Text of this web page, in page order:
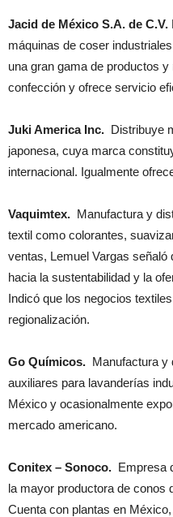
Jacid de México S.A. de C.V.
máquinas de coser
una gran gama de productos
confección y ofrece servicio
Juki America Inc. Distribuye
japonesa, cuya marca
internacional. Igualmente
Vaquimtex. Manufactura y
textil como colorantes,
ventas, Lemuel Vargas señaló
hacia la sustentabilidad y la
Indicó que los negocios
regionalización.
Go Químicos. Manufactura y
auxiliares para lavanderías
México y ocasionalmente
mercado americano.
Conitex – Sonoco. Empresa
la mayor productora de conos
Cuenta con plantas en